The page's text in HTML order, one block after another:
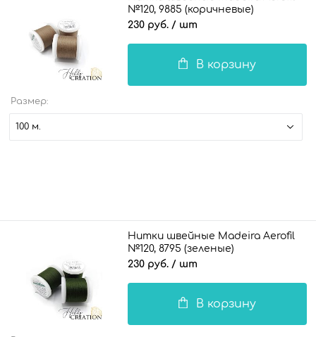
№120, 9885 (коричневые)
230 руб. / шт
В корзину
Размер:
100 м.
Нитки швейные Madeira Aerofil
№120, 8795 (зеленые)
230 руб. / шт
В корзину